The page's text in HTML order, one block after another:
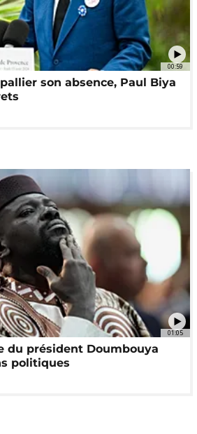
00:59
son absence, Paul Biya
01:05
du président Doumbouya
politiques